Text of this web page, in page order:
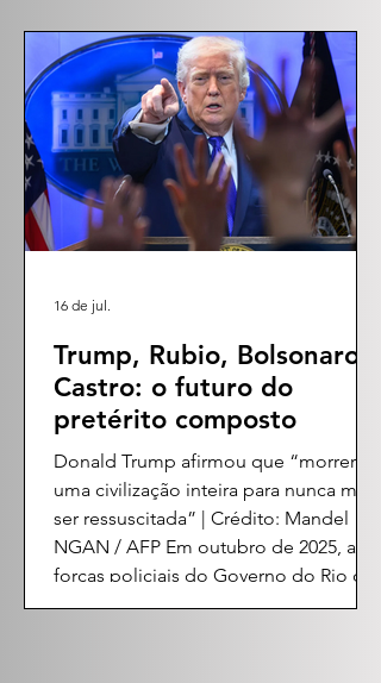
um voto ecoou com força singular. O
pronunciamento do então deputado
Jair Messias Bolsonaro, dedicando seu
voto à memória do coronel Carlos
Alberto Brilhante Ustra, não foi apenas
um momento de choque para os
defensores dos direitos humanos
Trump, Rubio, Bolsonaro e
Castro: o futuro do
pretérito composto
Donald Trump afirmou que “morreria
uma civilização inteira para nunca mais
ser ressuscitada” | Crédito: Mandel
NGAN / AFP Em outubro de 2025, as
forças policiais do Governo do Rio de
Janeiro, sob o comando de Cláudio
16 de jul.